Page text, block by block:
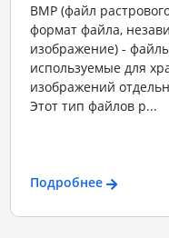
BMP (файл
формат файла,
изображение) -
используемые для
изображений
Этот тип файлов р...
Подробнее